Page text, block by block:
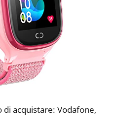
di acquistare: Vodafone,